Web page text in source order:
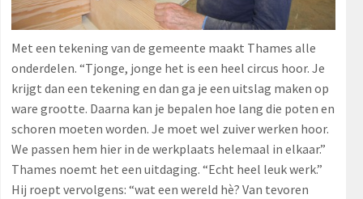
Met een tekening van de gemeente maakt Thames alle
onderdelen. “Tjonge, jonge het is een heel circus hoor. Je
krijgt dan een tekening en dan ga je een uitslag maken op
ware grootte. Daarna kan je bepalen hoe lang die poten en
schoren moeten worden. Je moet wel zuiver werken hoor.
We passen hem hier in de werkplaats helemaal in elkaar.”
Thames noemt het een uitdaging. “Echt heel leuk werk.”
Hij roept vervolgens: “wat een wereld hè? Van tevoren